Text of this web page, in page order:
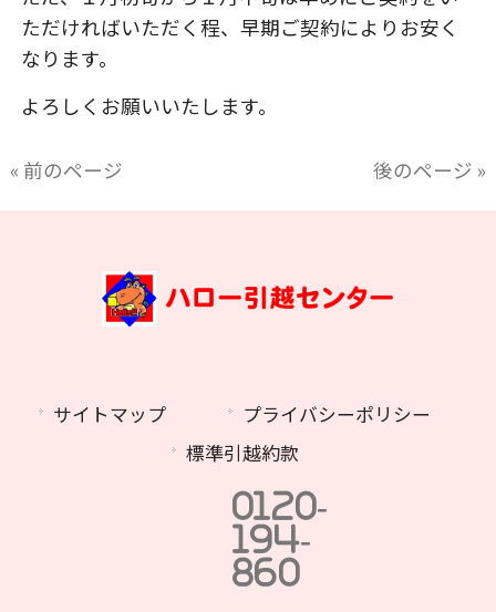
ただければいただく程、早期ご契約によりお安く
なります。
よろしくお願いいたします。
« 前のページ 後のページ »
サイトマップ
プライバシーポリシー
標準引越約款
0120-
194-
860